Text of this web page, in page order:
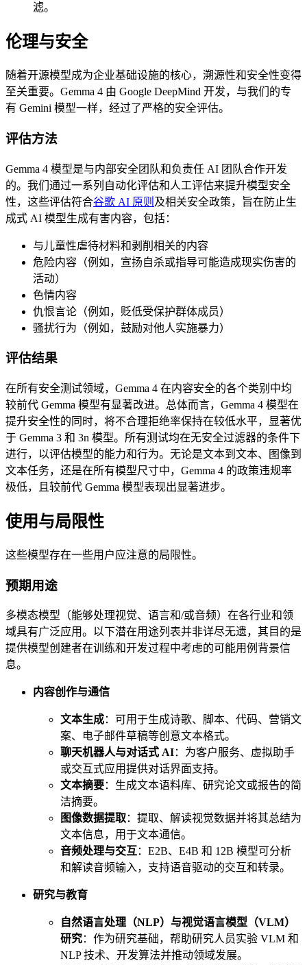
滤。
伦理与安全
随着开源模型成为企业基础设施的核心，溯源性和安全性变得
至关重要。Gemma 4 由 Google DeepMind 开发，与我们的专
有 Gemini 模型一样，经过了严格的安全评估。
评估方法
Gemma 4 模型是与内部安全团队和负责任 AI 团队合作开发
的。我们通过一系列自动化评估和人工评估来提升模型安全
性，这些评估符合谷歌 AI 原则 及相关安全政策，旨在防止生
成式 AI 模型生成有害内容，包括：
与儿童性虐待材料和剥削相关的内容
危险内容（例如，宣扬自杀或指导可能造成现实伤害的
活动）
色情内容
仇恨言论（例如，贬低受保护群体成员）
骚扰行为（例如，鼓励对他人实施暴力）
评估结果
在所有安全测试领域，Gemma 4 在内容安全的各个类别中均
较前代 Gemma 模型有显著改进。总体而言，Gemma 4 模型在
提升安全性的同时，将不合理拒绝率保持在较低水平，显著优
于 Gemma 3 和 3n 模型。所有测试均在无安全过滤器的条件下
进行，以评估模型的能力和行为。无论是文本到文本、图像到
文本任务，还是在所有模型尺寸中，Gemma 4 的政策违规率
极低，且较前代 Gemma 模型表现出显著进步。
使用与局限性
这些模型存在一些用户应注意的局限性。
预期用途
多模态模型（能够处理视觉、语言和/或音频）在各行业和领
域具有广泛应用。以下潜在用途列表并非详尽无遗，其目的是
提供模型创建者在训练和开发过程中考虑的可能用例背景信
息。
内容创作与通信
文本生成：可用于生成诗歌、脚本、代码、营销文
案、电子邮件草稿等创意文本格式。
聊天机器人与对话式 AI：为客户服务、虚拟助手
或交互式应用提供对话界面支持。
文本摘要：生成文本语料库、研究论文或报告的简
洁摘要。
图像数据提取：提取、解读视觉数据并将其总结为
文本信息，用于文本通信。
音频处理与交互 ：E2B、E4B 和 12B 模型可分析
和解读音频输入，支持语音驱动的交互和转录。
研究与教育
自然语言处理（NLP）与视觉语言模型（VLM）
研究：作为研究基础，帮助研究人员实验 VLM 和
NLP 技术、开发算法并推动领域发展。